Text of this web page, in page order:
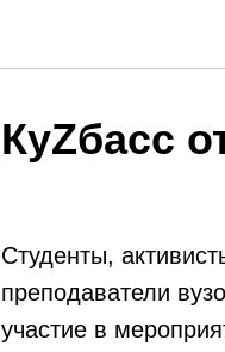
КуZбасс
Студенты,
преподаватели
участие в